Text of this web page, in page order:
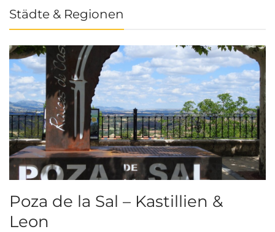
Städte & Regionen
Poza de la Sal – Kastillien &
Leon